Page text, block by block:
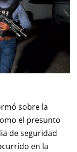
sobre la
el presunto
de seguridad
en la